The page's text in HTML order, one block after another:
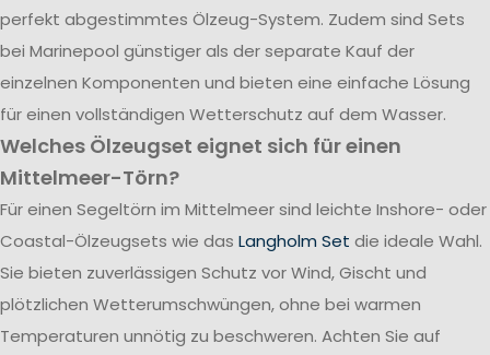
perfekt abgestimmtes Ölzeug-System. Zudem sind Sets
bei Marinepool günstiger als der separate Kauf der
einzelnen Komponenten und bieten eine einfache Lösung
für einen vollständigen Wetterschutz auf dem Wasser.
Welches Ölzeugset eignet sich für einen
Mittelmeer-Törn?
Für einen Segeltörn im Mittelmeer sind leichte Inshore- oder
Coastal-Ölzeugsets wie das Langholm Set die ideale Wahl.
Sie bieten zuverlässigen Schutz vor Wind, Gischt und
plötzlichen Wetterumschwüngen, ohne bei warmen
Temperaturen unnötig zu beschweren. Achten Sie auf